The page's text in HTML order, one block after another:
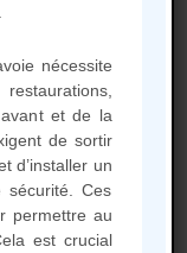
nécessite
et de la
de sortir
d’installer un
sécurité. Ces
permettre au
est crucial